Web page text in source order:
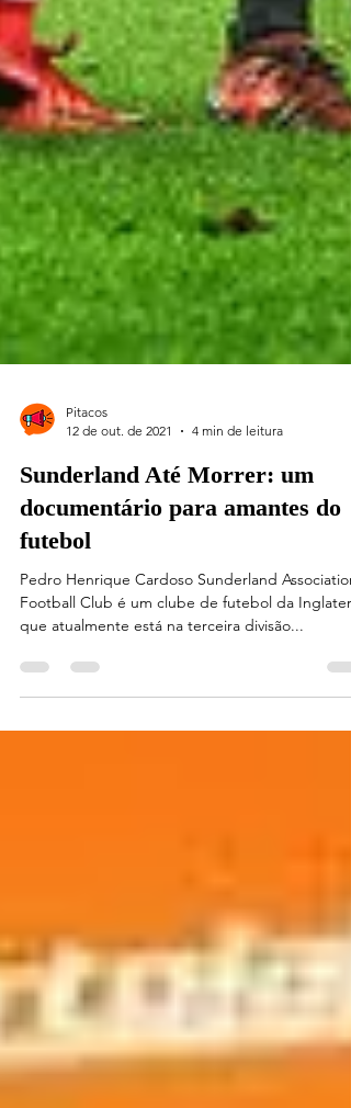
12 de out. de 2021
4 min de leitura
Sunderland Até Morrer: um
documentário para amantes do
futebol
Pedro Henrique Cardoso Sunderland Association
que atualmente está na terceira divisão...